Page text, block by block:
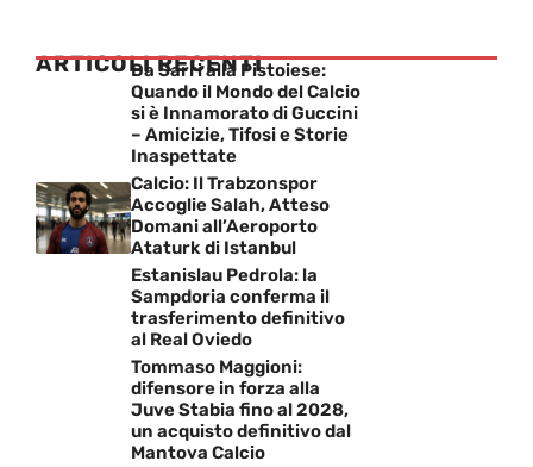
ARTICOLI RECENTI
Da Sarri alla Pistoiese:
Quando il Mondo del Calcio
si è Innamorato di Guccini
– Amicizie, Tifosi e Storie
Inaspettate
Calcio: Il Trabzonspor
Accoglie Salah, Atteso
Domani all’Aeroporto
Ataturk di Istanbul
Estanislau Pedrola: la
Sampdoria conferma il
trasferimento definitivo
al Real Oviedo
Tommaso Maggioni:
difensore in forza alla
Juve Stabia fino al 2028,
un acquisto definitivo dal
Mantova Calcio